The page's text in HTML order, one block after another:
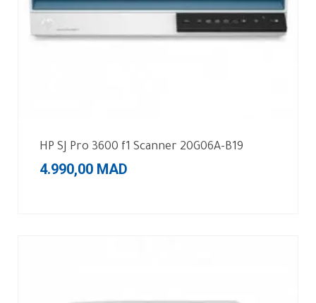
HP SJ Pro 3600 f1 Scanner 20G06A-B19
4.990,00 MAD